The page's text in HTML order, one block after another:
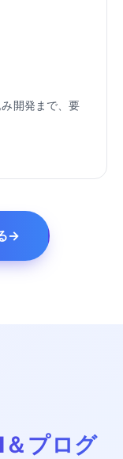
開発まで、要
→
プログ